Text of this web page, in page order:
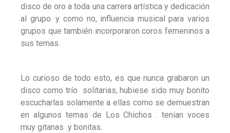
disco de oro a toda una carrera artística y dedicación
al grupo. y como no, influencia musical para varios
grupos que también incorporaron coros femeninos a
sus temas.
Lo curioso de todo esto, es que nunca grabaron un
disco como trío solitarias, hubiese sido muy bonito
escucharlas solamente a ellas como se demuestran
en algunos temas de Los Chichos . tenían voces
muy gitanas y bonitas.